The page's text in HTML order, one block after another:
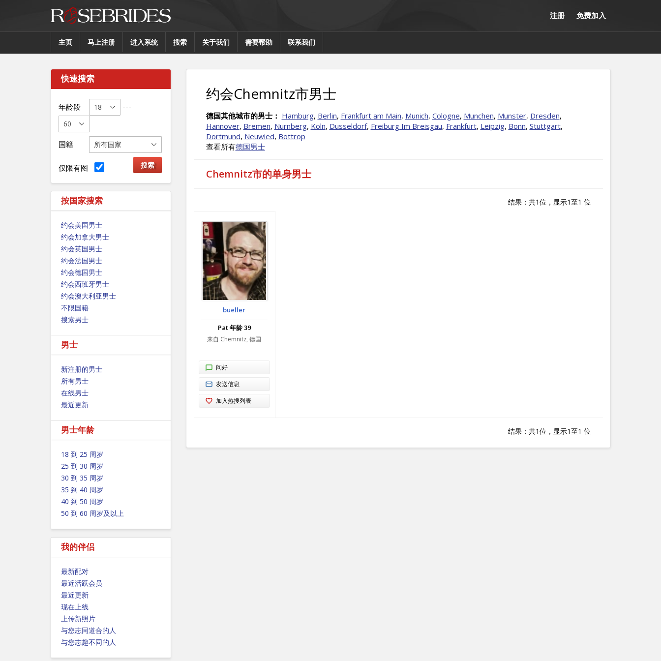
注册 免费加入
主页 马上注册 进入系统 搜索 关于我们 需要帮助 联系我们
快速搜索
年龄段 ---
国籍
仅限有图
按国家搜索
约会美国男士
约会加拿大男士
约会英国男士
约会法国男士
约会德国男士
约会西班牙男士
约会澳大利亚男士
不限国籍
搜索男士
男士
新注册的男士
所有男士
在线男士
最近更新
男士年龄
18 到 25 周岁
25 到 30 周岁
30 到 35 周岁
35 到 40 周岁
40 到 50 周岁
50 到 60 周岁及以上
我的伴侣
最新配对
最近活跃会员
最近更新
现在上线
上传新照片
与您志同道合的人
与您志趣不同的人
约会Chemnitz市男士
德国其他城市的男士： Hamburg, Berlin, Frankfurt am Main, Munich, Cologne, Munchen, Munster, Dresden,
Hannover, Bremen, Nurnberg, Koln, Dusseldorf, Freiburg Im Breisgau, Frankfurt, Leipzig, Bonn, Stuttgart,
Dortmund, Neuwied, Bottrop
查看所有德国男士
Chemnitz市的单身男士
结果：共1位，显示1至1 位
bueller
Pat 年龄 39
来自 Chemnitz, 德国
问好
发送信息
加入热搜列表
结果：共1位，显示1至1 位